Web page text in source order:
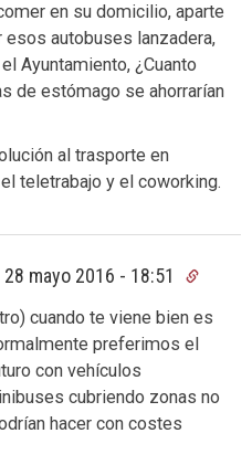
en su domicilio, aparte
autobuses lanzadera,
Ayuntamiento, ¿Cuanto
de estómago se ahorrarían
al trasporte en
teletrabajo y el coworking.
28 mayo 2016 - 18:51
cuando te viene bien es
preferimos el
con vehículos
cubriendo zonas no
hacer con costes